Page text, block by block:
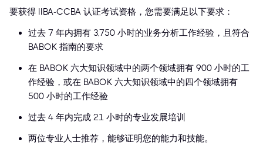
要获得 IIBA-CCBA 认证考试资格，您需要满足以下要求：
过去 7 年内拥有 3,750 小时的业务分析工作经验，且符合
BABOK 指南的要求
在 BABOK 六大知识领域中的两个领域拥有 900 小时的工
作经验，或在 BABOK 六大知识领域中的四个领域拥有
500 小时的工作经验
过去 4 年内完成 21 小时的专业发展培训
两位专业人士推荐，能够证明您的能力和技能。